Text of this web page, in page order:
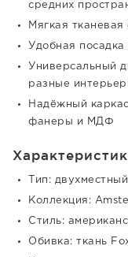
средних
Мягкая
Удобная
Универсальный
разные
Надёжный
фанеры и МДФ
Тип:
Коллекция:
Стиль:
Обивка: ткань